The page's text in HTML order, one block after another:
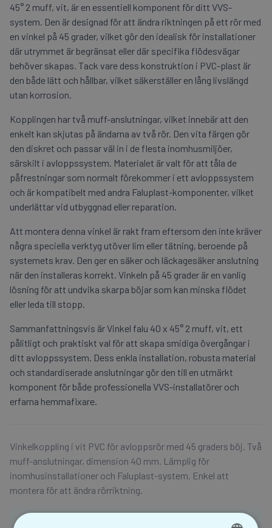
45° 2 muff, vit, är en essentiell komponent för ditt VVS-
system. Den är designad för att ändra riktningen på ett rör med
en vinkel på 45 grader, vilket gör den idealisk för installationer
där utrymmet är begränsat eller där specifika flödesvägar
behöver skapas. Tack vare dess konstruktion i PVC-plast är
den både lätt och hållbar, vilket säkerställer en lång livslängd
utan korrosion.
Kopplingen har två muff-anslutningar, vilket innebär att den
enkelt kan skjutas på ändarna av två rör. Den vita färgen gör
den diskret och passar väl in i de flesta inomhusmiljöer,
särskilt i avloppssystem. Materialet är valt för att tåla de
påfrestningar som normalt förekommer i ett avloppssystem
och är kompatibelt med andra Faluplast-komponenter, vilket
underlättar vid utbyggnad eller reparation.
Att montera denna vinkel är rakt fram eftersom den inte kräver
några speciella verktyg utöver lim eller tätning, beroende på
systemets krav. Den ger en säker och läckagesäker anslutning
när den installeras korrekt. Vinkeln på 45 grader är en vanlig
lösning för att undvika skarpa böjar som kan minska flödet
eller leda till stopp.
Sammanfattningsvis är Vinkel falu 40 x 45° 2 muff, vit, ett
pålitligt och praktiskt val för att skapa smidiga övergångar i
ditt avloppssystem. Dess enkla installation, robusta material
och standardiserade anslutningar gör den till en utmärkt
komponent för både professionella VVS-installatörer och
erfarna hemmafixare.
Vinkelkoppling i vit PVC för avloppsrör med 45 graders böj. Två
muff-anslutningar, dimension 40 mm. Lämplig för
inomhusinstallationer och Faluplast-system. Enkel att
montera för att ändra rörriktning.
För att handla och se prisuppgifter på Våtrumsgross